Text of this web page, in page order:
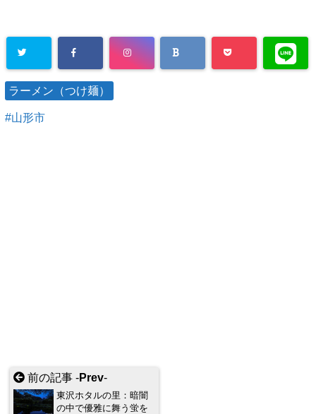
ラーメン（つけ麺）
山形市
前の記事 -Prev-
東沢ホタルの里：暗闇
の中で優雅に舞う蛍を